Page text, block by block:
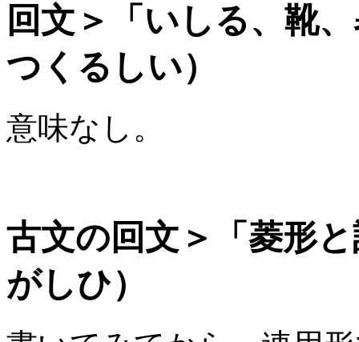
回文＞「いしる、靴
つくるしい）
意味なし。
古文の回文＞「菱形
がしひ）